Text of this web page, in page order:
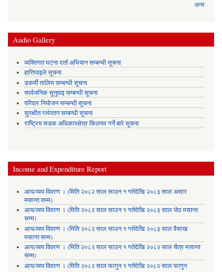
अन्य
Audio Gallery
व्यक्तिगत घटना दर्ता अभियान सम्बन्धी सूचना
हात्तिपाइले सूचना
डकर्मी तालिम सम्बन्धी सूचना
सार्वजनिक सुनुवाइ सम्बन्धी सूचना
परिवार नियोजन सम्बन्धी सूचना
सुरक्षीत गर्भपतन सम्बन्धी सूचना
राष्ट्रिय सडक अधिकारक्षेत्र किलयर गर्ने बारे सूचना
Income and Expenditure Report
आय/व्यय विवरण । (मिति २०८२ साल साउन १ गतेदेखि २०८३ साल असार
मसान्त सम्म)
आय/व्यय विवरण । (मिति २०८२ साल साउन १ गतेदेखि २०८३ साल जेठ मसान्त
सम्म)
आय/व्यय विवरण । (मिति २०८२ साल साउन १ गतेदेखि २०८३ साल वैसाख
मसान्त सम्म)
आय/व्यय विवरण । (मिति २०८२ साल साउन १ गतेदेखि २०८२ साल चैत्र मसान्त
सम्म)
आय/व्यय विवरण । (मिति २०८२ साल फागुन १ गतेदेखि २०८२ साल फागुन